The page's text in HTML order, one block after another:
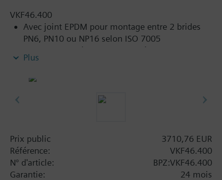
VKF46.400
Avec joint EPDM pour montage entre 2 brides
PN6, PN10 ou NP16 selon ISO 7005
Pour l'eau glacée, l'eau chaude à basse
température, l'eau chaude sanitaire, l'eau froide
Information complémentaire
Plus
Prix public
3710,76 EUR
Référence:
VKF46.400
N° d'article:
BPZ:VKF46.400
Garantie:
24 mois